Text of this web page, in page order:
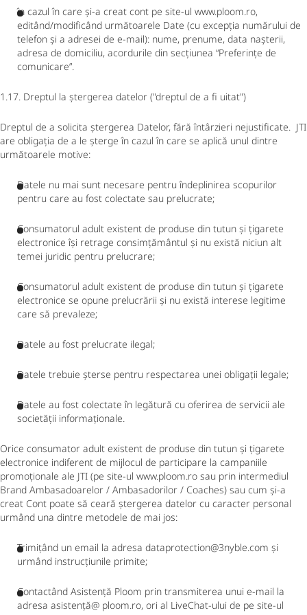
în cazul în care și-a creat cont pe site-ul www.ploom.ro,
editând/modificând următoarele Date (cu excepția numărului de
telefon și a adresei de e-mail): nume, prenume, data nașterii,
adresa de domiciliu, acordurile din secțiunea “Preferințe de
comunicare”.
1.17. Dreptul la ștergerea datelor ("dreptul de a fi uitat")
Dreptul de a solicita ștergerea Datelor, fără întârzieri nejustificate. JTI
are obligația de a le șterge în cazul în care se aplică unul dintre
următoarele motive:
Datele nu mai sunt necesare pentru îndeplinirea scopurilor
pentru care au fost colectate sau prelucrate;
Consumatorul adult existent de produse din tutun și țigarete
electronice își retrage consimțământul și nu există niciun alt
temei juridic pentru prelucrare;
Consumatorul adult existent de produse din tutun și țigarete
electronice se opune prelucrării și nu există interese legitime
care să prevaleze;
Datele au fost prelucrate ilegal;
Datele trebuie șterse pentru respectarea unei obligații legale;
Datele au fost colectate în legătură cu oferirea de servicii ale
societății informaționale.
Orice consumator adult existent de produse din tutun și țigarete
electronice indiferent de mijlocul de participare la campaniile
promoționale ale JTI (pe site-ul www.ploom.ro sau prin intermediul
Brand Ambasadoarelor / Ambasadorilor / Coaches) sau cum și-a
creat Cont poate să ceară ștergerea datelor cu caracter personal
urmând una dintre metodele de mai jos:
Trimițând un email la adresa dataprotection@3nyble.com și
urmând instrucțiunile primite;
Contactând Asistență Ploom prin transmiterea unui e-mail la
adresa asistență@ ploom.ro, ori al LiveChat-ului de pe site-ul